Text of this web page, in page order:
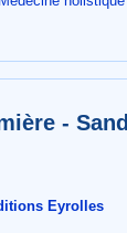
-
Eyrolles